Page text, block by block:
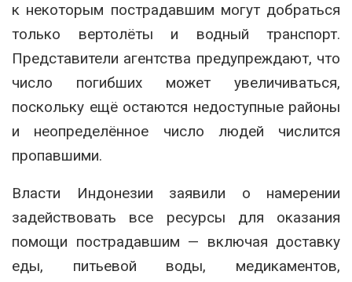
к некоторым пострадавшим могут добраться
только вертолёты и водный транспорт.
Представители агентства предупреждают, что
число погибших может увеличиваться,
поскольку ещё остаются недоступные районы
и неопределённое число людей числится
пропавшими.
Власти Индонезии заявили о намерении
задействовать все ресурсы для оказания
помощи пострадавшим — включая доставку
еды, питьевой воды, медикаментов,